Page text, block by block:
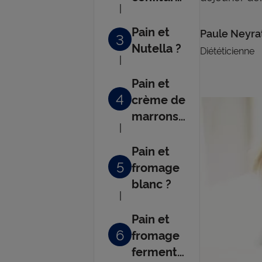
3 Pain et
Nutella ?
4
Pain et
crème de
marrons
5
Pain et
fromage
blanc ?
6
Pain et
fromage
fermenté
Paule
Diététicienne